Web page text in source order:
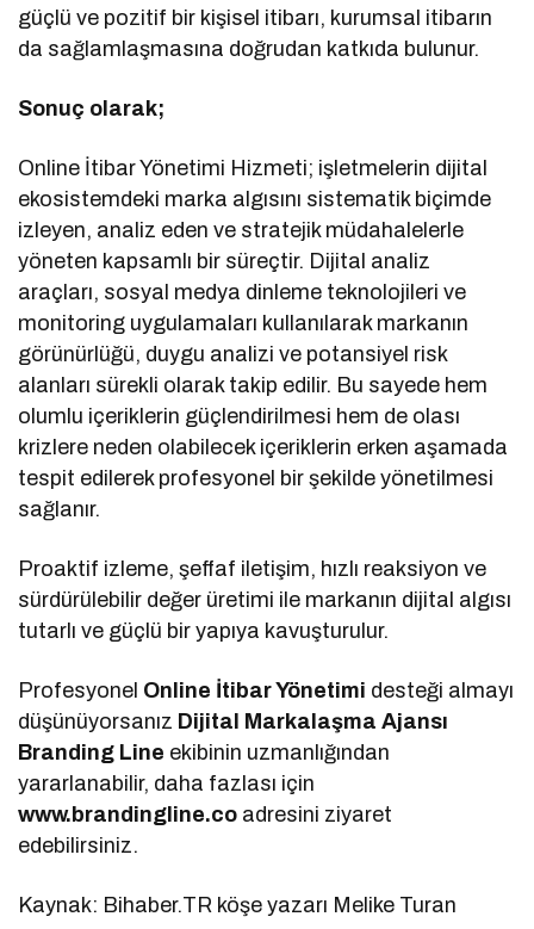
güçlü ve pozitif bir kişisel itibarı, kurumsal itibarın
da sağlamlaşmasına doğrudan katkıda bulunur.
Sonuç olarak;
Online İtibar Yönetimi Hizmeti; işletmelerin dijital
ekosistemdeki marka algısını sistematik biçimde
izleyen, analiz eden ve stratejik müdahalelerle
yöneten kapsamlı bir süreçtir. Dijital analiz
araçları, sosyal medya dinleme teknolojileri ve
monitoring uygulamaları kullanılarak markanın
görünürlüğü, duygu analizi ve potansiyel risk
alanları sürekli olarak takip edilir. Bu sayede hem
olumlu içeriklerin güçlendirilmesi hem de olası
krizlere neden olabilecek içeriklerin erken aşamada
tespit edilerek profesyonel bir şekilde yönetilmesi
sağlanır.
Proaktif izleme, şeffaf iletişim, hızlı reaksiyon ve
sürdürülebilir değer üretimi ile markanın dijital algısı
tutarlı ve güçlü bir yapıya kavuşturulur.
Profesyonel Online İtibar Yönetimi desteği almayı
düşünüyorsanız Dijital Markalaşma Ajansı
Branding Line ekibinin uzmanlığından
yararlanabilir, daha fazlası için
www.brandingline.co adresini ziyaret
edebilirsiniz.
Kaynak: Bihaber.TR köşe yazarı Melike Turan